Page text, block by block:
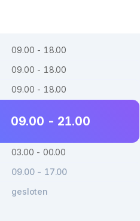
09.00 - 18.00
09.00 - 18.00
09.00 - 18.00
09.00 - 21.00
03.00 - 00.00
09.00 - 17.00
gesloten